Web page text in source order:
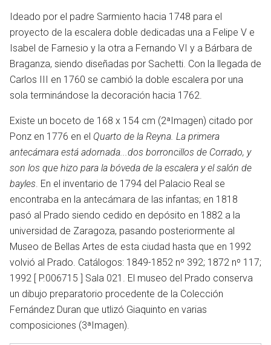
en
Ideado por el padre Sarmiento hacia 1748 para el
proyecto de la escalera doble dedicadas una a Felipe V e
Isabel de Farnesio y la otra a Fernando VI y a Bárbara de
Braganza, siendo diseñadas por Sachetti. Con la llegada de
Carlos III en 1760 se cambió la doble escalera por una
sola terminándose la decoración hacia 1762.
Existe un boceto de 168 x 154 cm (2ªImagen) citado por
Ponz en 1776 en el Quarto de la Reyna. La primera
antecámara está adornada...dos borroncillos de Corrado, y
son los que hizo para la bóveda de la escalera y el salón de
bayles . En el inventario de 1794 del Palacio Real se
encontraba en la antecámara de las infantas; en 1818
pasó al Prado siendo cedido en depósito en 1882 a la
universidad de Zaragoza, pasando posteriormente al
Museo de Bellas Artes de esta ciudad hasta que en 1992
volvió al Prado. Catálogos: 1849-1852 nº 392; 1872 nº 117;
1992 [ P.006715 ] Sala 021. El museo del Prado conserva
un dibujo preparatorio procedente de la Colección
Fernández Duran que utlizó Giaquinto en varias
composiciones (3ªImagen).